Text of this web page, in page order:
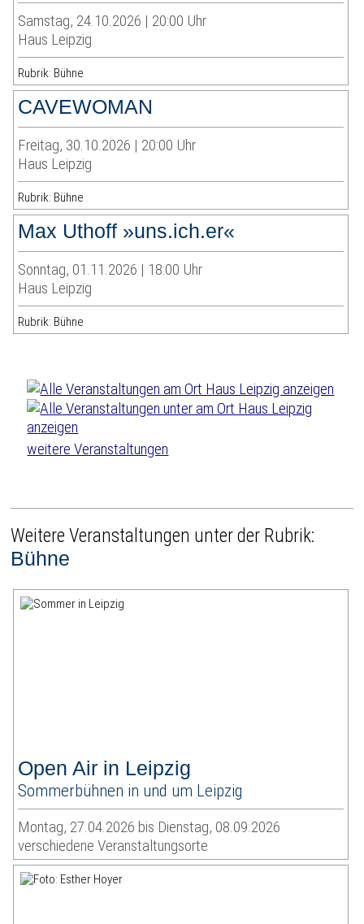
Samstag, 24.10.2026 | 20:00 Uhr
Haus Leipzig
Rubrik: Bühne
CAVEWOMAN
Freitag, 30.10.2026 | 20:00 Uhr
Haus Leipzig
Rubrik: Bühne
Max Uthoff »uns.ich.er«
Sonntag, 01.11.2026 | 18:00 Uhr
Haus Leipzig
Rubrik: Bühne
weitere Veranstaltungen
Weitere Veranstaltungen unter der Rubrik:
Bühne
Open Air in Leipzig
Sommerbühnen in und um Leipzig
Montag, 27.04.2026 bis Dienstag, 08.09.2026
verschiedene Veranstaltungsorte